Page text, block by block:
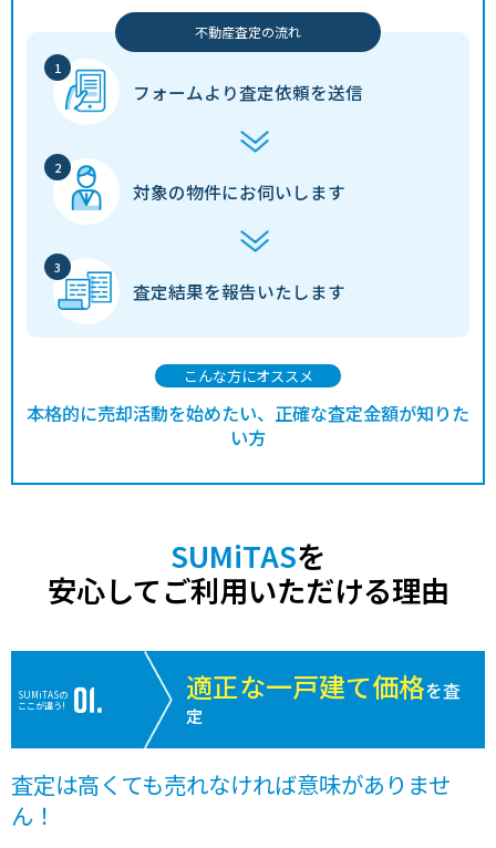
不動産査定の流れ
フォームより査定依頼を送信
対象の物件にお伺いします
査定結果を報告いたします
こんな方にオススメ
本格的に売却活動を始めたい、正確な査定金額が知りた
い方
SUMiTASを
安心してご利用いただける理由
SUMiTASの
ここが違う!
適正な一戸建て価格を査
定
査定は高くても売れなければ意味がありませ
ん！